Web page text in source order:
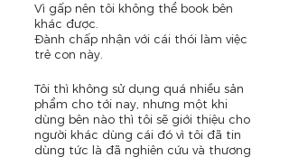
Vì gấp nên tôi không thể book bên
khác được.
Đành chấp nhận với cái thói làm việc
trẻ con này.
Tôi thì không sử dụng quá nhiều sản
phẩm cho tới nay, nhưng một khi
dùng bên nào thì tôi sẽ giới thiệu cho
người khác dùng cái đó vì tôi đã tin
dùng tức là đã nghiên cứu và thương